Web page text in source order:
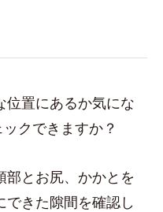
位置にあるか気にな
クできますか？
部とお尻、かかとを
きた隙間を確認し